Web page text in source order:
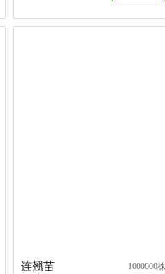
连翘苗 1000000株